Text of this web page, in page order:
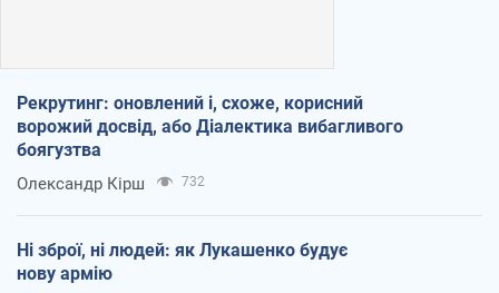
Рекрутинг: оновлений і, схоже, корисний
ворожий досвід, або Діалектика вибагливого
боягузтва
Олександр Кірш 732
Ні зброї, ні людей: як Лукашенко будує
нову армію